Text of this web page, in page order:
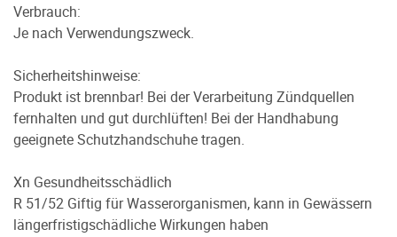
Verbrauch:
Je nach Verwendungszweck.
Sicherheitshinweise:
Produkt ist brennbar! Bei der Verarbeitung Zündquellen
fernhalten und gut durchlüften! Bei der Handhabung
geeignete Schutzhandschuhe tragen.
Xn Gesundheitsschädlich
R 51/52 Giftig für Wasserorganismen, kann in Gewässern
längerfristigschädliche Wirkungen haben